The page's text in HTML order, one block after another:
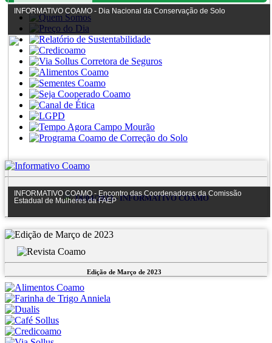
INFORMATIVO COAMO - Dia Nacional da Conservação de Solo
INFORMATIVO COAMO - Encontro das Coordenadoras da Comissão
Estadual de Mulheres da FAEP18/04/2023 - INFORMATIVO COAMO
Edição de Março de 2023